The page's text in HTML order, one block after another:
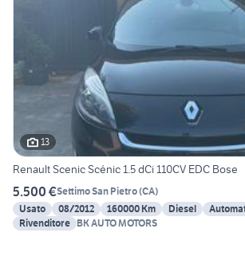
13
Renault Scenic Scénic 1.5 dCi 110CV EDC Bose
5.500 €Settimo San Pietro(CA)
Usato
08/2012 160000 Km Diesel
Rivenditore BK AUTO MOTORS